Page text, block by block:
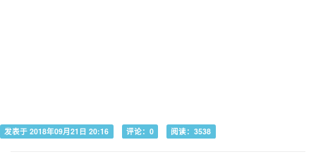
发表于 2018年09月21日 20:16 评论：0 阅读：3538